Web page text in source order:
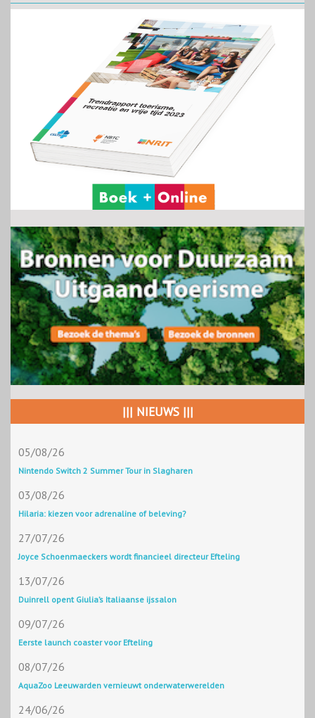
||| NIEUWS |||
05/08/26
Nintendo Switch 2 Summer Tour in Slagharen
03/08/26
Hilaria: kiezen voor adrenaline of beleving?
27/07/26
Joyce Schoenmaeckers wordt financieel directeur Efteling
13/07/26
Duinrell opent Giulia’s Italiaanse ijssalon
09/07/26
Eerste launch coaster voor Efteling
08/07/26
AquaZoo Leeuwarden vernieuwt onderwaterwerelden
24/06/26